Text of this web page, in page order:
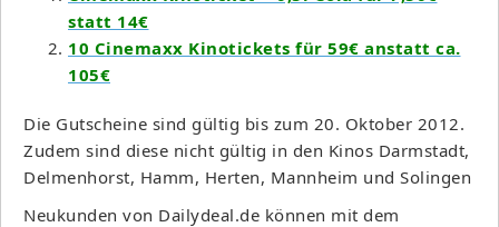
statt 14€
10 Cinemaxx Kinotickets für 59€ anstatt ca.
105€
Die Gutscheine sind gültig bis zum 20. Oktober 2012.
Zudem sind diese nicht gültig in den Kinos Darmstadt,
Delmenhorst, Hamm, Herten, Mannheim und Solingen
Neukunden von Dailydeal.de können mit dem